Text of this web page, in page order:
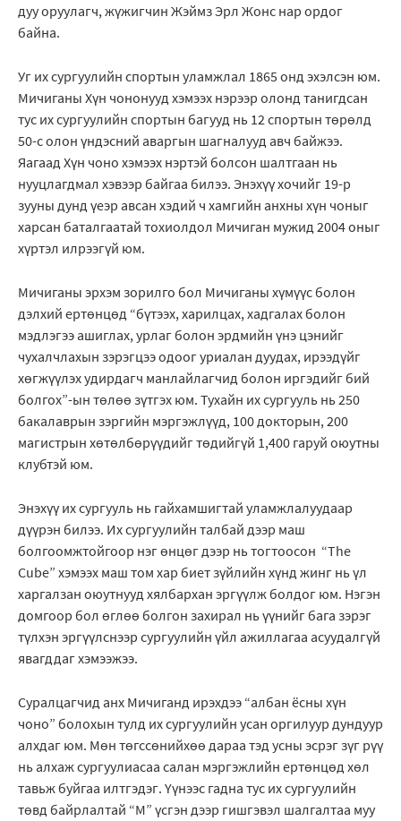
дуу оруулагч, жүжигчин Жэймз Эрл Жонс нар ордог
байна.
Уг их сургуулийн спортын уламжлал 1865 онд эхэлсэн юм.
Мичиганы Хүн чононууд хэмээх нэрээр олонд танигдсан
тус их сургуулийн спортын багууд нь 12 спортын төрөлд
50-с олон үндэсний аваргын шагналууд авч байжээ.
Яагаад Хүн чоно хэмээх нэртэй болсон шалтгаан нь
нууцлагдмал хэвээр байгаа билээ. Энэхүү хочийг 19-р
зууны дунд үеэр авсан хэдий ч хамгийн анхны хүн чоныг
харсан баталгаатай тохиолдол Мичиган мужид 2004 оныг
хүртэл илрээгүй юм.
Мичиганы эрхэм зорилго бол Мичиганы хүмүүс болон
дэлхий ертөнцөд “бүтээх, харилцах, хадгалах болон
мэдлэгээ ашиглах, урлаг болон эрдмийн үнэ цэнийг
чухалчлахын зэрэгцээ одоог уриалан дуудах, ирээдүйг
хөгжүүлэх удирдагч манлайлагчид болон иргэдийг бий
болгох”-ын төлөө зүтгэх юм. Тухайн их сургууль нь 250
бакалаврын зэргийн мэргэжлүүд, 100 докторын, 200
магистрын хөтөлбөрүүдийг төдийгүй 1,400 гаруй оюутны
клубтэй юм.
Энэхүү их сургууль нь гайхамшигтай уламжлалуудаар
дүүрэн билээ. Их сургуулийн талбай дээр маш
болгоомжтойгоор нэг өнцөг дээр нь тогтоосон “The
Cube” хэмээх маш том хар биет зүйлийн хүнд жинг нь үл
харгалзан оюутнууд хялбархан эргүүлж болдог юм. Нэгэн
домгоор бол өглөө болгон захирал нь үүнийг бага зэрэг
түлхэн эргүүлснээр сургуулийн үйл ажиллагаа асуудалгүй
явагддаг хэмээжээ.
Суралцагчид анх Мичиганд ирэхдээ “албан ёсны хүн
чоно” болохын тулд их сургуулийн усан оргилуур дундуур
алхдаг юм. Мөн төгссөнийхөө дараа тэд усны эсрэг зүг рүү
нь алхаж сургуулиасаа салан мэргэжлийн ертөнцөд хөл
тавьж буйгаа илтгэдэг. Үүнээс гадна тус их сургуулийн
төвд байрлалтай “М” үсгэн дээр гишгэвэл шалгалтаа муу